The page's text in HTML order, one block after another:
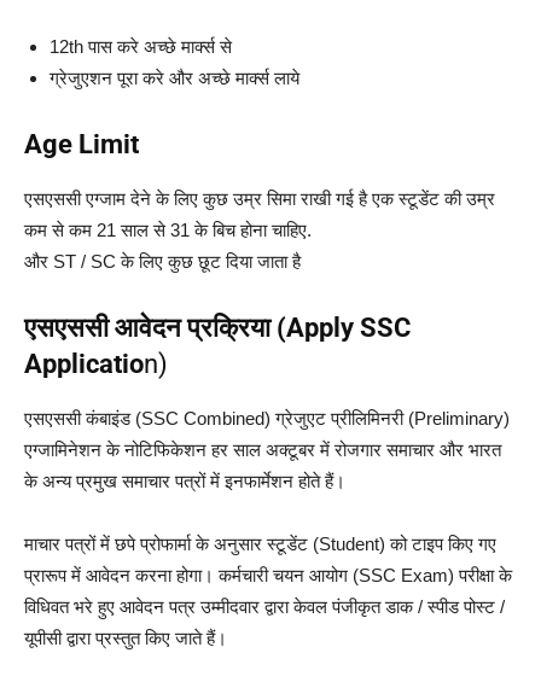
12th पास करे अच्छे मार्क्स से
ग्रेजुएशन पूरा करे और अच्छे मार्क्स लाये
Age Limit
एसएससी एग्जाम देने के लिए कुछ उम्र सिमा राखी गई है एक स्टूडेंट की उम्र
कम से कम 21 साल से 31 के बिच होना चाहिए.
और ST / SC के लिए कुछ छूट दिया जाता है
एसएससी आवेदन प्रक्रिया (Apply SSC
Application)
एसएससी कंबाइंड (SSC Combined) ग्रेजुएट प्रीलिमिनरी (Preliminary)
एग्जामिनेशन के नोटिफिकेशन हर साल अक्टूबर में रोजगार समाचार और भारत
के अन्य प्रमुख समाचार पत्रों में इनफार्मेशन होते हैं।
माचार पत्रों में छपे प्रोफार्मा के अनुसार स्टूडेंट (Student) को टाइप किए गए
प्रारूप में आवेदन करना होगा। कर्मचारी चयन आयोग (SSC Exam) परीक्षा के
विधिवत भरे हुए आवेदन पत्र उम्मीदवार द्वारा केवल पंजीकृत डाक / स्पीड पोस्ट /
यूपीसी द्वारा प्रस्तुत किए जाते हैं।